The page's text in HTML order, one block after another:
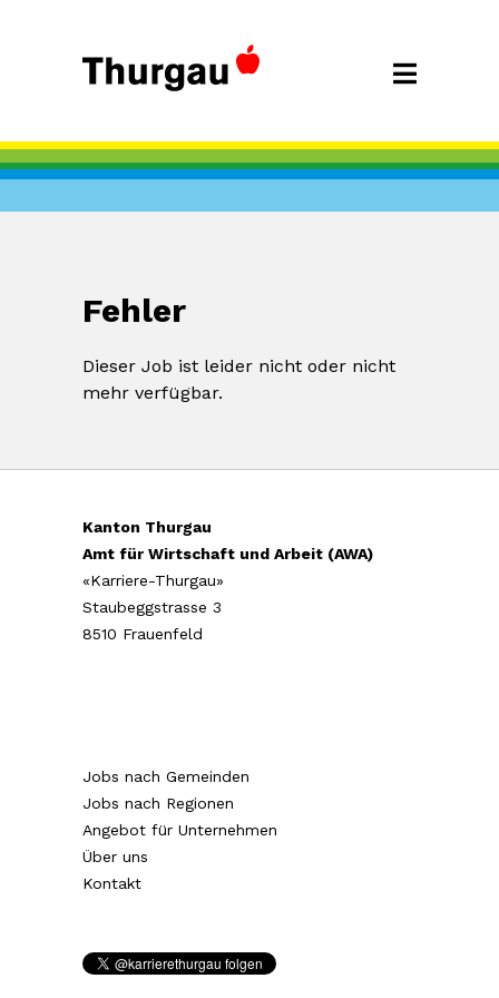
Fehler
Dieser Job ist leider nicht oder nicht
mehr verfügbar.
Kanton Thurgau
Amt für Wirtschaft und Arbeit (AWA)
«Karriere-Thurgau»
Staubeggstrasse 3
8510 Frauenfeld
Jobs nach Gemeinden
Jobs nach Regionen
Angebot für Unternehmen
Über uns
Kontakt